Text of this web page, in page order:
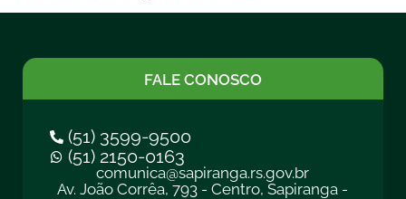
FALE CONOSCO
(51) 3599-9500
(51) 2150-0163
comunica@sapiranga.rs.gov.br
Av. João Corrêa, 793 - Centro, Sapiranga -